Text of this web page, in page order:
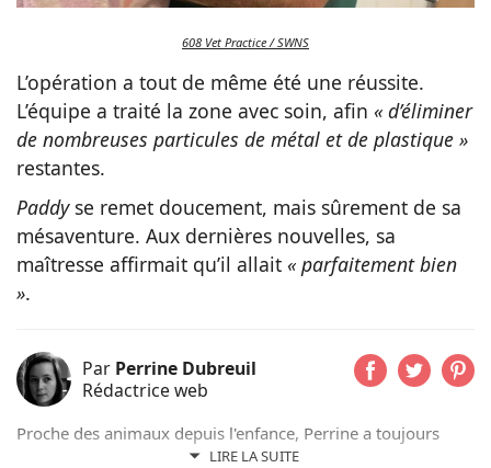
608 Vet Practice / SWNS
L’opération a tout de même été une réussite.
L’équipe a traité la zone avec soin, afin « d’éliminer
de nombreuses particules de métal et de plastique »
restantes.
Paddyse remet doucement, mais sûrement de sa
mésaventure. Aux dernières nouvelles, sa
maîtresse affirmait qu’il allait « parfaitement bien
».
Par Perrine Dubreuil
Rédactrice web
LIRE LA SUITE
Proche des animaux depuis l'enfance, Perrine a toujours
évolué aux côtés de chats, de chiens ou encore d'oiseaux.